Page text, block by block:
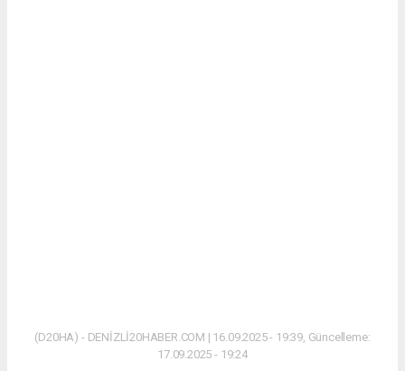
(D20HA) - DENİZLİ20HABER.COM | 16.09.2025 - 19:39, Güncelleme:
17.09.2025 - 19:24